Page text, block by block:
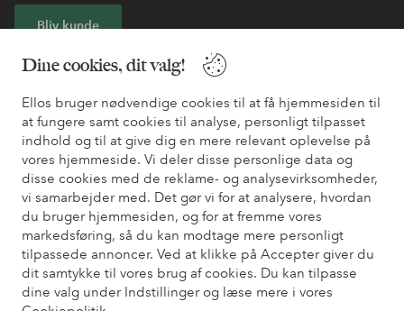
Dine cookies, dit valg!
Ellos bruger nødvendige cookies til at få hjemmesiden til
at fungere samt cookies til analyse, personligt tilpasset
indhold og til at give dig en mere relevant oplevelse på
vores hjemmeside. Vi deler disse personlige data og
disse cookies med de reklame- og analysevirksomheder,
vi samarbejder med. Det gør vi for at analysere, hvordan
du bruger hjemmesiden, og for at fremme vores
markedsføring, så du kan modtage mere personligt
tilpassede annoncer. Ved at klikke på Accepter giver du
dit samtykke til vores brug af cookies. Du kan tilpasse
dine valg under Indstillinger og læse mere i vores
Bliv kunde
* Se tilbudsbetingelser ved registrering
Har du brug for hjælp?
Du kan finde svar på de oftest stillede spørgsmål i vores FAQ.
Du kan også finde oplysninger om, hvordan du kontakter os.
Kundeservice Bestilling Betalingsmåde
Mine sider